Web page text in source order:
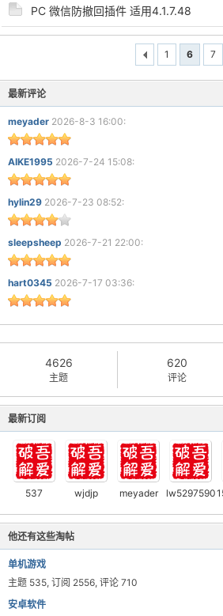
PC 微信防撤回插件 适用4.1.7.48
1 6 7
最新评论
meyader 2026-8-3 16:00:
AIKE1995 2026-7-24 15:08:
hylin29 2026-7-23 08:52:
sleepsheep 2026-7-21 22:00:
hart0345 2026-7-17 03:36:
4626
主题
620
评论
最新订阅
537 wjdjp meyader lw5297590
他还有这些淘帖
单机游戏
主题 535, 订阅 2556, 评论 710
安卓软件